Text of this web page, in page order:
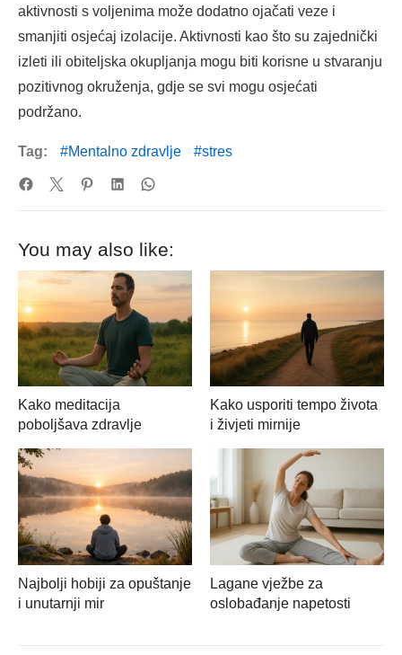
aktivnosti s voljenima može dodatno ojačati veze i
smanjiti osjećaj izolacije. Aktivnosti kao što su zajednički
izleti ili obiteljska okupljanja mogu biti korisne u stvaranju
pozitivnog okruženja, gdje se svi mogu osjećati
podržano.
Tag: Mentalno zdravlje stres
You may also like:
Kako meditacija
poboljšava zdravlje
Kako usporiti tempo života
i živjeti mirnije
Najbolji hobiji za opuštanje
i unutarnji mir
Lagane vježbe za
oslobađanje napetosti